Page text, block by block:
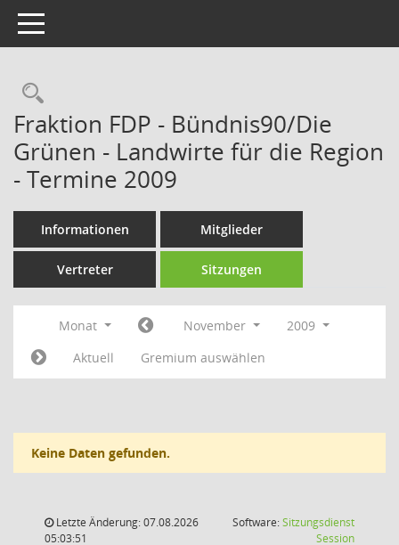
Toggle navigation
Rechercheauswahl
Fraktion FDP - Bündnis90/Die
Grünen - Landwirte für die Region
- Termine 2009
Informationen Mitglieder
Vertreter Sitzungen
Monat November
2009
Aktuell
Gremium auswählen
Keine Daten gefunden.
Letzte Änderung: 07.08.2026
05:03:51
Software:Sitzungsdienst
Session(Wird in